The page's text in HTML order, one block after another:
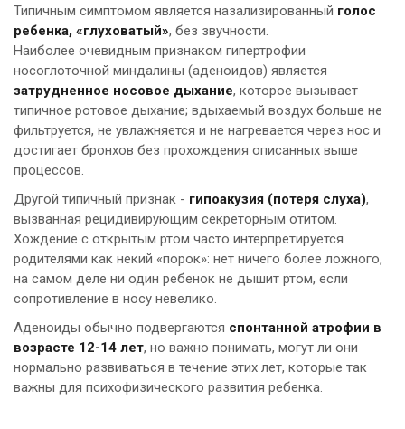
Типичным симптомом является назализированный голос
ребенка, «глуховатый», без звучности.
Наиболее очевидным признаком гипертрофии
носоглоточной миндалины (аденоидов) является
затрудненное носовое дыхание, которое вызывает
типичное ротовое дыхание; вдыхаемый воздух больше не
фильтруется, не увлажняется и не нагревается через нос и
достигает бронхов без прохождения описанных выше
процессов.
Другой типичный признак - гипоакузия (потеря слуха),
вызванная рецидивирующим секреторным отитом.
Хождение с открытым ртом часто интерпретируется
родителями как некий «порок»: нет ничего более ложного,
на самом деле ни один ребенок не дышит ртом, если
сопротивление в носу невелико.
Аденоиды обычно подвергаются спонтанной атрофии в
возрасте 12-14 лет, но важно понимать, могут ли они
нормально развиваться в течение этих лет, которые так
важны для психофизического развития ребенка.